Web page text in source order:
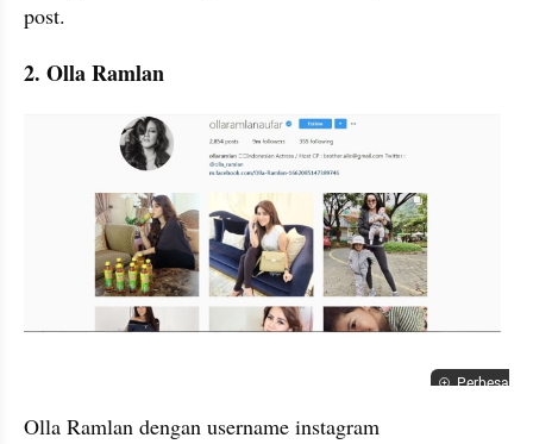
post.
2. Olla Ramlan
Perbesar
Olla Ramlan dengan username instagram